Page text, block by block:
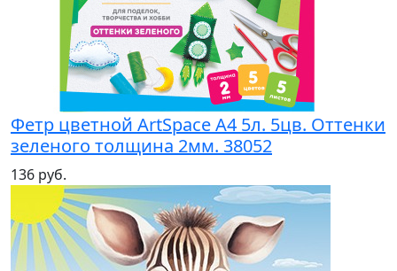
Фетр цветной ArtSpace А4 5л. 5цв. Оттенки
зеленого толщина 2мм. 38052
136 руб.